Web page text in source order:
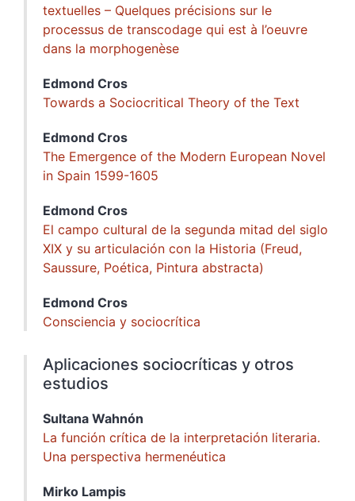
textuelles – Quelques précisions sur le
processus de transcodage qui est à l’oeuvre
dans la morphogenèse
Edmond Cros
Towards a Sociocritical Theory of the Text
Edmond Cros
The Emergence of the Modern European Novel
in Spain 1599-1605
Edmond Cros
El campo cultural de la segunda mitad del siglo
XIX y su articulación con la Historia (Freud,
Saussure, Poética, Pintura abstracta)
Edmond Cros
Consciencia y sociocrítica
Aplicaciones sociocríticas y otros
estudios
Sultana Wahnón
La función crítica de la interpretación literaria.
Una perspectiva hermenéutica
Mirko Lampis